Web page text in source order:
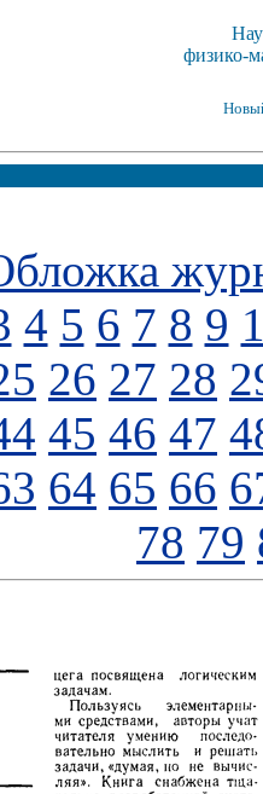
физико-
4 5 6 7 8 9
26 27 28
45 46 47
64 65 66
78 79